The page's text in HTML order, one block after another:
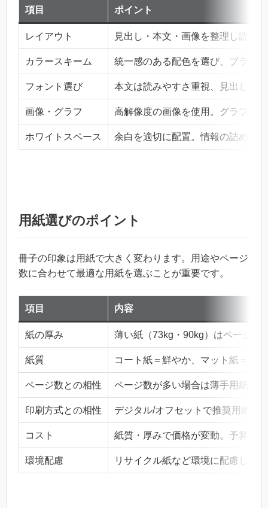
項目 ポイント
レイアウト 見出し・本文・画像を整理し読み
カラースキーム 統一感のある配色を選び、ブラン
フォント選び 本文は読みやすさ重視、見出しは
画像・グラフ 高解像度の画像を使用。グラフは
ホワイトスペース 余白を適切に配置。情報の詰め込
用紙選びのポイント
冊子の印象は用紙で大きく変わります。用途やページ
数に合わせて最適な用紙を選ぶことが重要です。
項目 内容
紙の厚み 薄い紙（73kg・90kg）はページ数
紙質 コート紙＝鮮やか、マット紙＝落
ページ数との相性 ページ数が多い場合は薄手用紙が
印刷方式との相性 デジタル/オフセットで推奨用紙が
コスト 紙質・厚みで価格が変動。予算と
環境配慮 リサイクル紙など環境に配慮した